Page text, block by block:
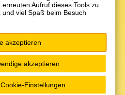
BADEN-WÜRTTEMBERG
Aufruf dieses Tools zu
viel Spaß beim Besuch
akzeptieren
akzeptieren
Einstellungen